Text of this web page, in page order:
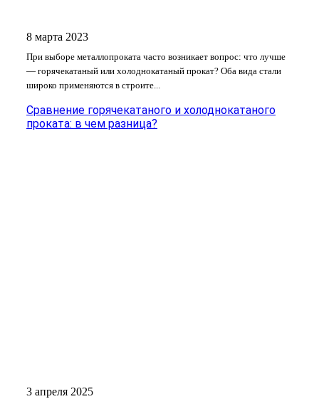
8 марта 2023
При выборе металлопроката часто возникает вопрос: что лучше
— горячекатаный или холоднокатаный прокат? Оба вида стали
широко применяются в строите...
Сравнение горячекатаного и холоднокатаного
проката: в чем разница?
3 апреля 2025